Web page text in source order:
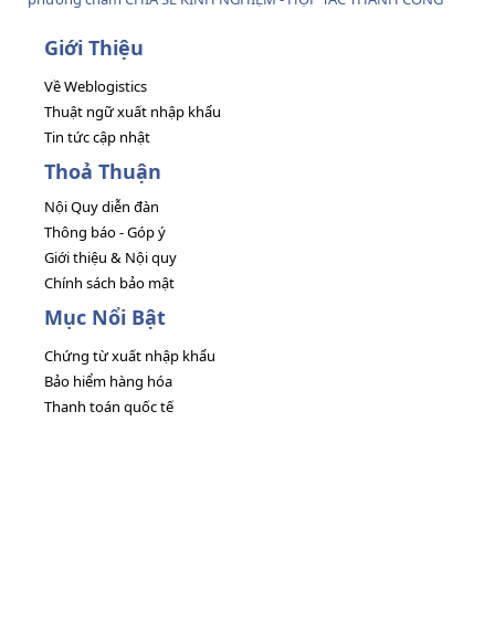
Giới Thiệu
Về Weblogistics
Thuật ngữ xuất nhập khẩu
Tin tức cập nhật
Thoả Thuận
Nội Quy diễn đàn
Thông báo - Góp ý
Giới thiệu & Nội quy
Chính sách bảo mật
Mục Nổi Bật
Chứng từ xuất nhập khẩu
Bảo hiểm hàng hóa
Thanh toán quốc tế